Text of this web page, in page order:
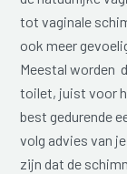
tot vaginale
ook meer
Meestal worden
toilet, juist voor
best gedurende
volg advies van
zijn dat de